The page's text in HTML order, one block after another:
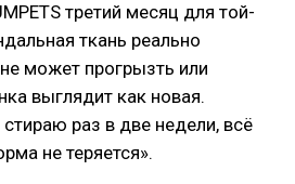
третий месяц для той-
ткань реально
может прогрызть или
выглядит как новая.
раз в две недели, всё
не теряется».